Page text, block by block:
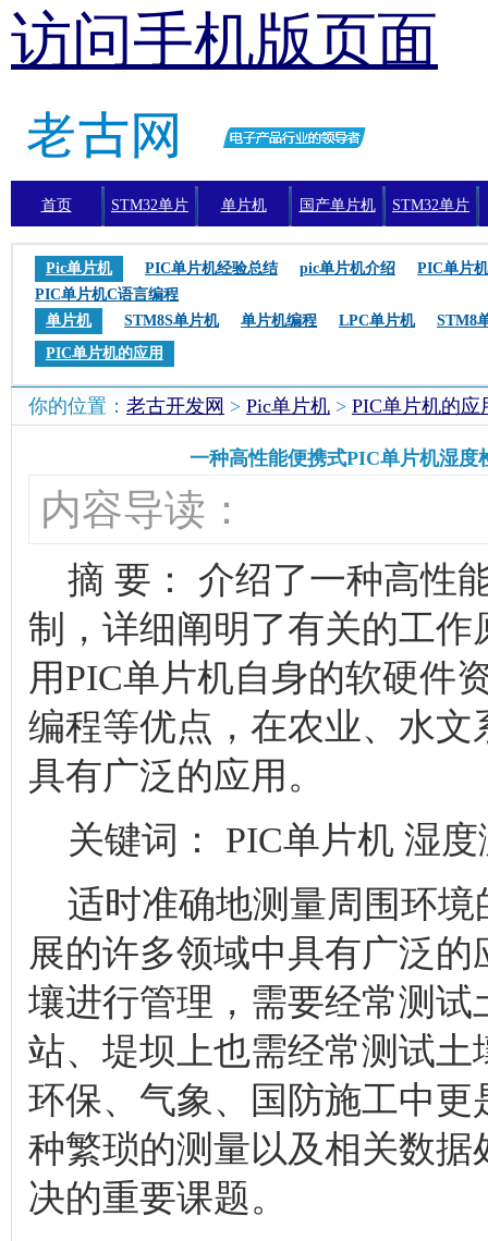
访问手机版页面
首页 STM32单片 单片机 国产单片机 STM32单片
Pic单片机
PIC单片机经验总结 pic单片机介绍
PIC单片
PIC单片机C语言编程
单片机
STM8S单片机 单片机编程 LPC单片机
STM8
PIC单片机的应用
你的位置： 老古开发网 > Pic单片机 > PIC单片机的应
一种高性能便携式PIC单片机湿度
内容导读：
摘 要： 介绍了一种高性
制，详细阐明了有关的工
用PIC单片机自身的软硬件
编程等优点，在农业、水
具有广泛的应用。
关键词： PIC单片机 湿度
适时准确地测量周围环境
展的许多领域中具有广泛
壤进行管理，需要经常测
站、堤坝上也需经常测试
环保、气象、国防施工中
种繁琐的测量以及相关数
决的重要课题。